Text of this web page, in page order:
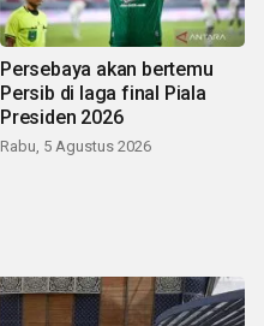
Persebaya akan bertemu
Persib di laga final Piala
Presiden 2026
Rabu, 5 Agustus 2026